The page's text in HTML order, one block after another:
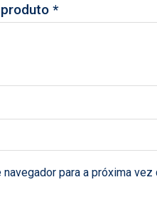
produto*
para a próxima vez